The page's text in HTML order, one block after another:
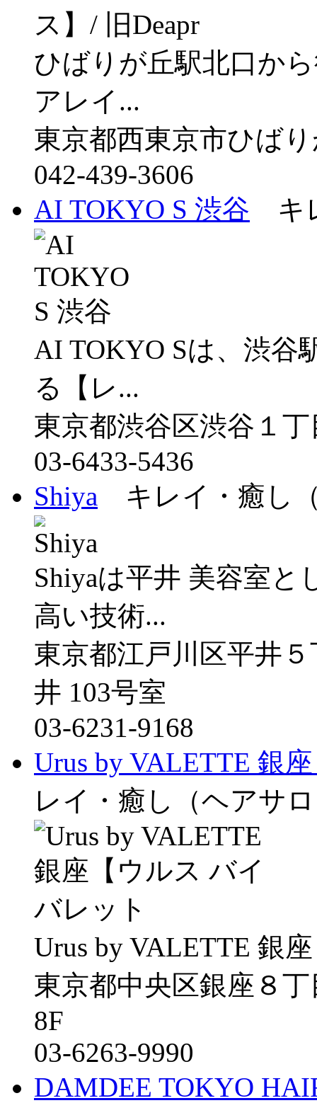
ひばりが丘駅北口か
アレイ...
東京都西東京市ひば
042-439-3606
AI TOKYO S 渋谷 キ
AI TOKYO Sは、渋谷
る【レ...
東京都渋谷区渋谷１
03-6433-5436
Shiya キレイ・癒し
Shiyaは平井 美容室
高い技術...
東京都江戸川区平井
井 103号室
03-6231-9168
Urus by VALETTE 銀
レイ・癒し（ヘアサ
Urus by VALETTE 銀
東京都中央区銀座８
8F
03-6263-9990
DAMDEE TOKYO